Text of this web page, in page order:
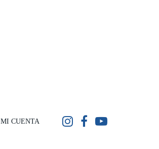
MI CUENTA